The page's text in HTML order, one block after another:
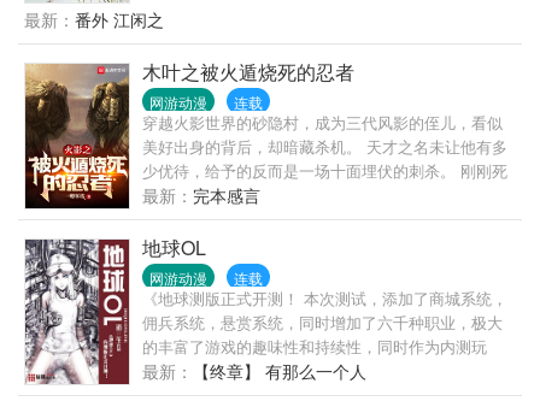
簪。一句等我，宋挽便入了心，哪怕他战死沙场，她
也执意抱着灵位嫁入城阳侯府。她将少年藏在心尖守
寡六年，却等到江行简带着挚爱回京。少年挚爱言行
古怪，她夏日制冰，制火器扶持侯府扶摇而上。宋挽
看着他拥人入怀，予那少女万千宠爱。也看着他亲手
将掌家之权从她手中夺走，只为博美人一笑。世家从
无和离妇，宋挽抛弃所有离开侯府，却被一个离经叛
道横行无忌的男人缠上。谁知江行简又幡然醒悟。江
行简:宋氏生为我的人，死为我的鬼。沈千聿:你找你的
最新： 番外 江闲之
木叶之被火遁烧死的忍者
网游动漫 连载
穿越火影世界的砂隐村，成为三代风影的侄儿，看似
美好出身的背后，却暗藏杀机。 天才之名未让他有多
少优待，给予的反而是一场十面埋伏的刺杀。 刚刚死
里逃生，未等他感慨忍界的冰冷，便迎来了第二次忍
界大战。 不同于四战的玩闹，亦不同于刚刚建村时首
脑对决的一战，第二次忍界大战是真正的绞肉场，底
层忍者死伤无数。 第三次忍界大战更是打断了各国的
脊梁，人才严重断代，几岁的孩子懵懂间被送上了战
场。 看今义让带领最弱的砂隐村，厮杀出一条血路。
最新： 完本感言
地球OL
网游动漫 连载
《地球测版正式开测！ 本次测试，添加了商城系统，
佣兵系统，悬赏系统，同时增加了六千种职业，极大
的丰富了游戏的趣味性和持续性，同时作为内测玩
家，大家可以永久获得三折商城购买优惠。 三生的老
书：末世虫潮，250万字，已经完本！
最新： 【终章】 有那么一个人